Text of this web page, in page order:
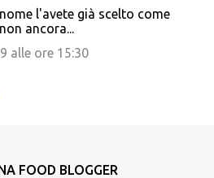
l'avete già scelto come
ancora...
alle ore 15:30
FOOD BLOGGER